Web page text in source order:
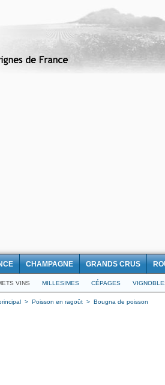
CHAMPAGNE GRANDS CRUS
VINS MILLESIMES CÉPAGES
> Poisson en ragoût > Bougna de poisson